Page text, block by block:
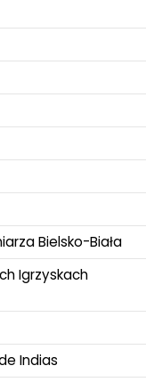
Bielsko-Biała
Igrzyskach
Indias